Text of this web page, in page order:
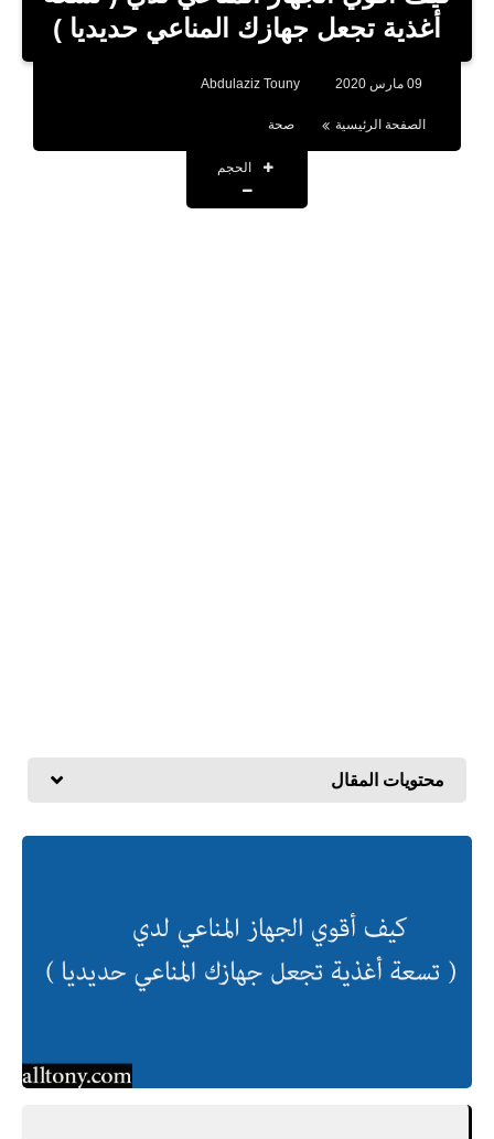
برامج كمبيوتر
أغذية تجعل جهازك المناعي حديديا )
Abdulaziz Touny
الصفحة الرئيسية صحة
الحجم
محتويات المقال